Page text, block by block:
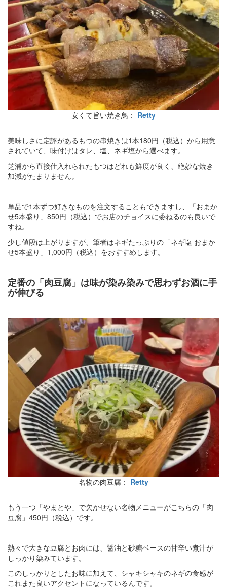
安くて旨い焼き鳥： Retty
美味しさに定評があるもつの串焼きは1本180円（税込）から用意
されていて、味付けはタレ、塩、ネギ塩から選べます。
芝浦から直接仕入れられたもつはどれも鮮度が良く、絶妙な焼き
加減がたまりません。
単品で1本ずつ好きなものを注文することもできますし、「おまか
せ5本盛り」850円（税込）でお店のチョイスに委ねるのも良いで
すね。
少し値段は上がりますが、筆者はネギたっぷりの「ネギ塩 おまか
せ5本盛り」1,000円（税込）をおすすめします。
定番の「肉豆腐」は味が染み染みで思わずお酒に手
が伸びる
名物の肉豆腐： Retty
もう一つ「やまとや」で欠かせない名物メニューがこちらの「肉
豆腐」450円（税込）です。
熱々で大きな豆腐とお肉には、醤油と砂糖ベースの甘辛い煮汁が
しっかり染みています。
このしっかりとしたお味に加えて、シャキシャキのネギの食感が
これまた良いアクセントになっているんです。